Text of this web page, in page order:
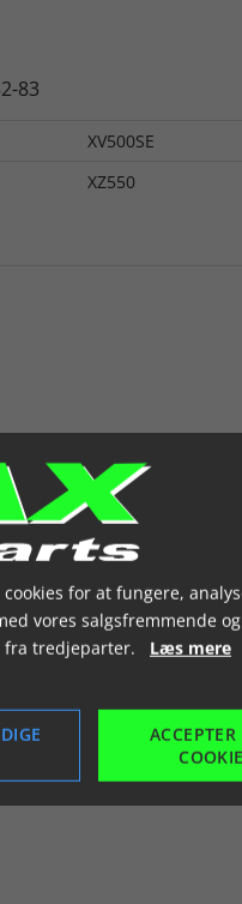
83
XV500SE
XZ550
for at fungere,
vores salgsfremmende og
fra tredjeparter. Læs mere